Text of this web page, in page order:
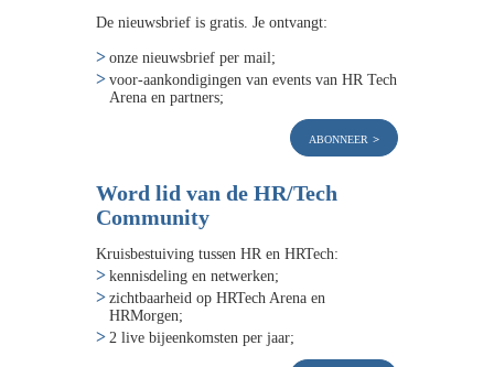
De nieuwsbrief is gratis. Je ontvangt:
onze nieuwsbrief per mail;
voor-aankondigingen van events van HR Tech
Arena en partners;
abonneer
Word lid van de HR/Tech
Community
Kruisbestuiving tussen HR en HRTech:
kennisdeling en netwerken;
zichtbaarheid op HRTech Arena en
HRMorgen;
2 live bijeenkomsten per jaar;